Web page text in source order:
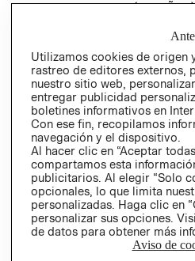
(ESPAÑOL)
Y ÉTICA
Colombia ($)
CAMBIAR REGIÓN
Utilizamos cookies de origen
rastreo de editores externos,
nuestro sitio web,
entregar publicidad
boletines informativos en
Con ese fin, recopilamos
navegación y el dispositivo.
Al hacer clic en “Aceptar
compartamos esta
publicitarios. Al elegir “Solo
opcionales, lo que limita
personalizadas. Haga clic en
personalizar sus opciones.
de datos para obtener más
Aviso de